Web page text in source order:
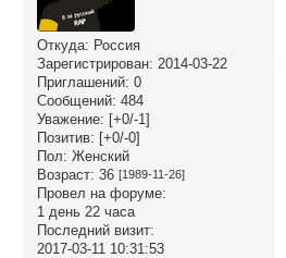
Откуда: Россия
Зарегистрирован: 2014-03-22
Приглашений: 0
Сообщений: 484
Уважение: [+0/-1]
Позитив: [+0/-0]
Пол: Женский
Возраст: 36 [1989-11-26]
Провел на форуме:
1 день 22 часа
Последний визит:
2017-03-11 10:31:53